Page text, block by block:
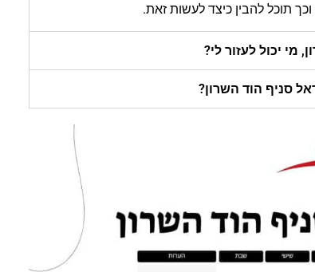
תוכל להבין כיצד לעשות זאת.
מי יכול לעזור לי?
סניף הוד השרון?